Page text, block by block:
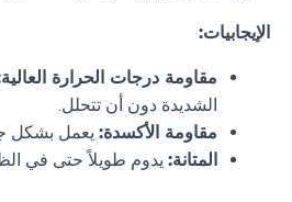
الإيجابيات:
مقاومة درجات الحرارة العالية:
الشديدة دون أن تتحلل.
مقاومة الأكسدة:يعمل بشكل
المتانة:يدوم طويلاً حتى في